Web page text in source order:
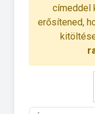
címeddel
erősítened,